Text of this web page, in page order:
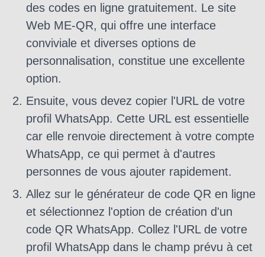
des codes en ligne gratuitement. Le site
Web ME-QR, qui offre une interface
conviviale et diverses options de
personnalisation, constitue une excellente
option.
Ensuite, vous devez copier l'URL de votre
profil WhatsApp. Cette URL est essentielle
car elle renvoie directement à votre compte
WhatsApp, ce qui permet à d'autres
personnes de vous ajouter rapidement.
Allez sur le générateur de code QR en ligne
et sélectionnez l'option de création d'un
code QR WhatsApp. Collez l'URL de votre
profil WhatsApp dans le champ prévu à cet